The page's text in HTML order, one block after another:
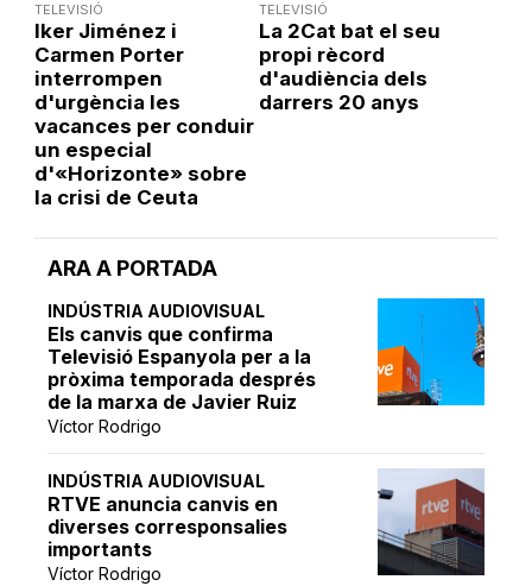
ARA A PORTADA
INDÚSTRIA AUDIOVISUAL
Els canvis que confirma
Televisió Espanyola per a la
pròxima temporada després
de la marxa de Javier Ruiz
Víctor Rodrigo
INDÚSTRIA AUDIOVISUAL
RTVE anuncia canvis en
diverses corresponsalies
importants
Víctor Rodrigo
TELEVISIÓ
Iker Jiménez i
Carmen Porter
interrompen
d'urgència les
vacances per conduir
un especial
d'«Horizonte» sobre
la crisi de Ceuta
TELEVISIÓ
La 2Cat bat el seu
propi rècord
d'audiència dels
darrers 20 anys